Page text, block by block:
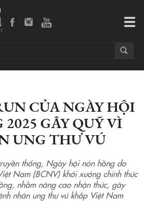
CỦA NGÀY HỘI
GÂY QUỸ VÌ
UNG THƯ VÚ
thống, Ngày hội nón hồng do
Nam (BCNV) khởi xướng chính thức
nhằm nâng cao nhận thức, gây
nhân ung thư vú khắp Việt Nam